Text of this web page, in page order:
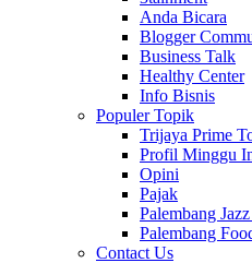
Anda Bicara
Blogger
Business Talk
Healthy Center
Info Bisnis
Populer Topik
Trijaya Prime
Profil Minggu
Opini
Pajak
Palembang
Palembang
Contact Us